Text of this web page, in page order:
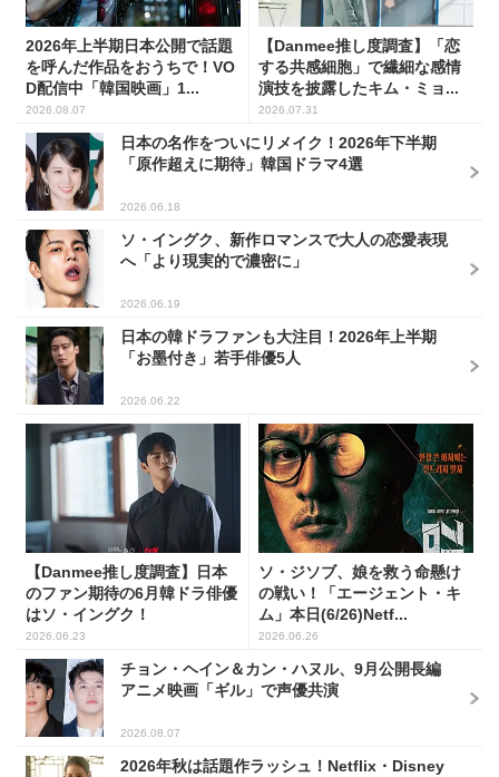
2026年上半期日本公開で話題
を呼んだ作品をおうちで！VO
D配信中「韓国映画」1...
2026.08.07
【Danmee推し度調査】「恋
する共感細胞」で繊細な感情
演技を披露したキム・ミョ...
2026.07.31
日本の名作をついにリメイク！2026年下半期
「原作超えに期待」韓国ドラマ4選
2026.06.18
ソ・イングク、新作ロマンスで大人の恋愛表現
へ「より現実的で濃密に」
2026.06.19
日本の韓ドラファンも大注目！2026年上半期
「お墨付き」若手俳優5人
2026.06.22
【Danmee推し度調査】日本
のファン期待の6月韓ドラ俳優
はソ・イングク！
2026.06.23
ソ・ジソブ、娘を救う命懸け
の戦い！「エージェント・キ
ム」本日(6/26)Netf...
2026.06.26
チョン・ヘイン＆カン・ハヌル、9月公開長編
アニメ映画「ギル」で声優共演
2026.08.07
2026年秋は話題作ラッシュ！Netflix・Disney